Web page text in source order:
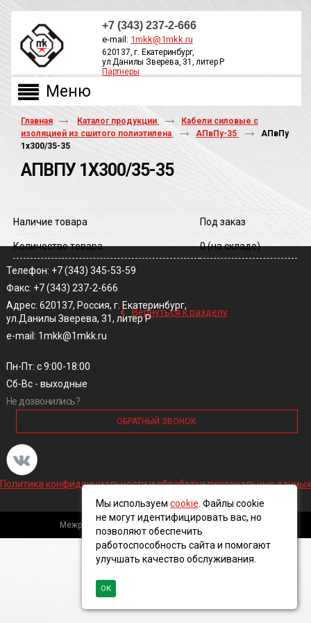
+7 (343) 237-2-666
e-mail: 1mkk@1mkk.ru
620137, г. Екатеринбург,
ул.Данилы Зверева, 31, литер Р
Партнеры
Главная Каталог продукции
Кабели силовые с
изоляцией из сшитого полиэтилена
АПвПу-35
АПвПу
1х300/35-35
АПВПУ 1Х300/35-35
Наличие товара Под заказ
Количество товара 0(на складе)
‹ Вернуться к разделу
Телефон: +7 (343) 345-53-59
Факс: +7 (343) 237-2-666
Адрес: 620137, Россия, г. Екатеринбург,
ул.Данилы Зверева, 31, литер Р
e-mail: 1mkk@1mkk.ru
Пн-Пт: с 9:00-18:00
Сб-Вс - выходные
Не дозвонились?
ОБРАТНЫЙ ЗВОНОК
Политика конфиденциальности и обработки персональных данных
Межрегиональная кабельная компания, 2016 ©
Мы используем cookie . Файлы cookie
не могут идентифицировать вас, но
позволяют обеспечить
работоспособность сайта и помогают
улучшать качество обслуживания.
ОК